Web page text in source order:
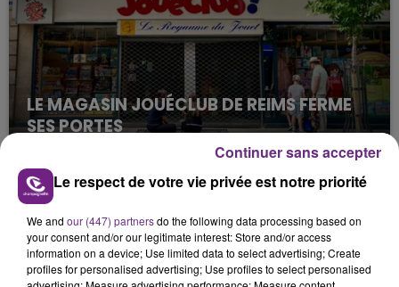
LE MAGASIN JOUÉCLUB DE REIMS FERME
SES PORTES
C'était l'une des institutions du centre-ville
rémois. Le magasin JouéClub est contraint de
fermer ses portes.
TITRES DIFFUSÉS
7h52
7h52 7h47
7h47
Le respect de votre vie privée est notre priorité
We and our (447) partnersdo the following data processing based on
your consent and/or our legitimate interest: Store and/or access
information on a device; Use limited data to select advertising; Create
profiles for personalised advertising; Use profiles to select personalised
Continuer sans accepter